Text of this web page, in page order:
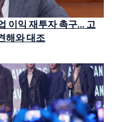
이익 재투자 촉구… 고
해와 대조